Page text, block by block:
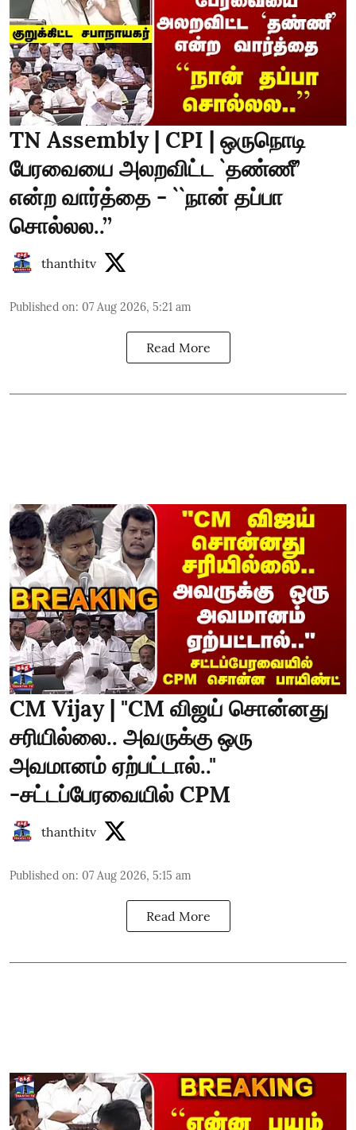
TN Assembly | CPI | ஒருநொடி
பேரவையை அலறவிட்ட `தண்ணீ’
என்ற வார்த்தை - ``நான் தப்பா
சொல்லல..’’
thanthitv
Published on: 07 Aug 2026, 5:21 am
Read More
CM Vijay | "CM விஜய் சொன்னது
சரியில்லை.. அவருக்கு ஒரு
அவமானம் ஏற்பட்டால்.."
-சட்டப்பேரவையில் CPM
thanthitv
Published on: 07 Aug 2026, 5:15 am
Read More